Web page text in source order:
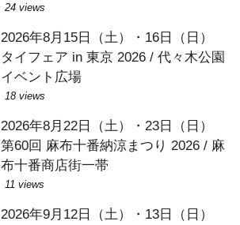
24 views
2026年8月15日（土）・16日（日）
タイフェア in 東京 2026 / 代々木公園
イベント広場
18 views
2026年8月22日（土）・23日（日）
第60回 麻布十番納涼まつり 2026 / 麻
布十番商店街一帯
11 views
2026年9月12日（土）・13日（日）